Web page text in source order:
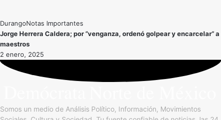
DurangoNotas Importantes
Jorge Herrera Caldera; por “venganza, ordenó golpear y encarcelar” a
maestros
2 enero, 2025
Somos un medio de Análisis Político, Información, Movimientos